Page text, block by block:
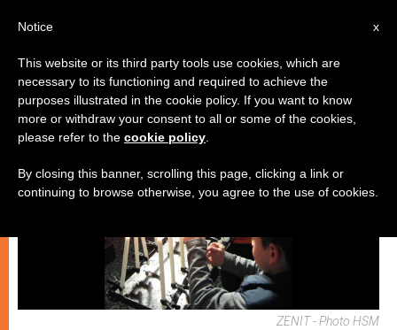
CHIESE LOCALI
ZENIT - Photo HSM
x
Notice
This website or its third party tools use cookies, which are
necessary to its functioning and required to achieve the
purposes illustrated in the cookie policy. If you want to know
more or withdraw your consent to all or some of the cookies,
please refer to the cookie policy
By closing this banner, scrolling this page, clicking a link or
continuing to browse otherwise, you agree to the use of cookies.